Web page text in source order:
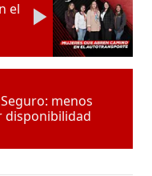
el
menos
disponibilidad